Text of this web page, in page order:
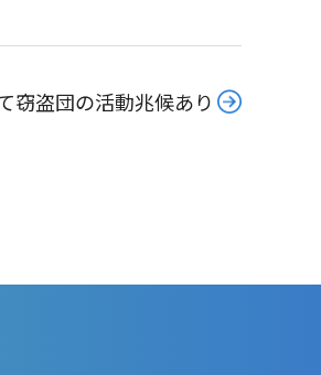
窃盗団の活動兆候あり